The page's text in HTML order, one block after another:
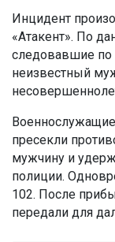
Инцидент
«Атакент». По
следовавшие по
неизвестный
пресекли
мужчину и
полиции.
102. После
передали для